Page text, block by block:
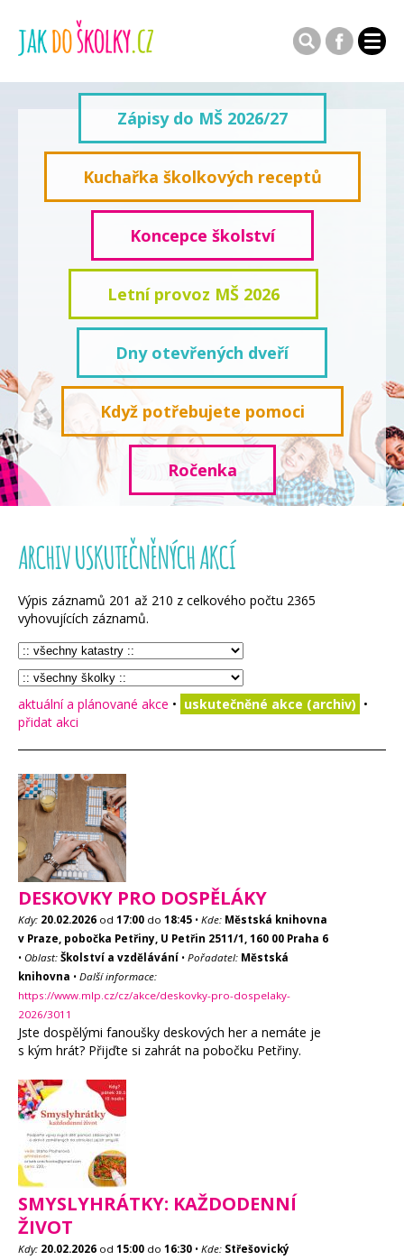
Zápisy do MŠ 2026/27
Kuchařka školkových receptů
Koncepce školství
Letní provoz MŠ 2026
Dny otevřených dveří
Když potřebujete pomoci
Ročenka
ARCHIV USKUTEČNĚNÝCH AKCÍ
Výpis záznamů 201 až 210 z celkového počtu 2365
vyhovujících záznamů.
aktuální a plánované akce • uskutečněné akce (archiv) •
přidat akci
DESKOVKY PRO DOSPĚLÁKY
Kdy: 20.02.2026 od 17:00 do 18:45 • Kde: Městská knihovna
v Praze, pobočka Petřiny, U Petřin 2511/1, 160 00 Praha 6
• Oblast: Školství a vzdělávání • Pořadatel: Městská
knihovna • Další informace:
https://www.mlp.cz/cz/akce/deskovky-pro-dospelaky-
2026/3011
Jste dospělými fanoušky deskových her a nemáte je
s kým hrát? Přijďte si zahrát na pobočku Petřiny.
SMYSLYHRÁTKY: KAŽDODENNÍ
ŽIVOT
Kdy: 20.02.2026 od 15:00 do 16:30 • Kde: Střešovický